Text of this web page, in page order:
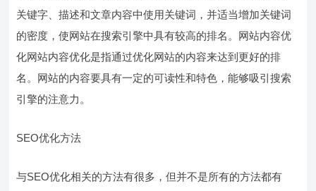
关键字、描述和文章内容中使用关键词，并适当增加关键词
的密度，使网站在搜索引擎中具有较高的排名。网站内容优
化网站内容优化是指通过优化网站的内容来达到更好的排
名。网站的内容要具有一定的可读性和特色，能够吸引搜索
引擎的注意力。
SEO优化方法
与SEO优化相关的方法有很多，但并不是所有的方法都有